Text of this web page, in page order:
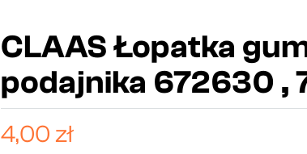
CLAAS Łopatka
podajnika 672630 ,
4,00 zł